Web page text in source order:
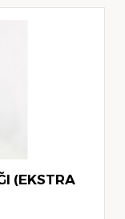
(EKSTRA